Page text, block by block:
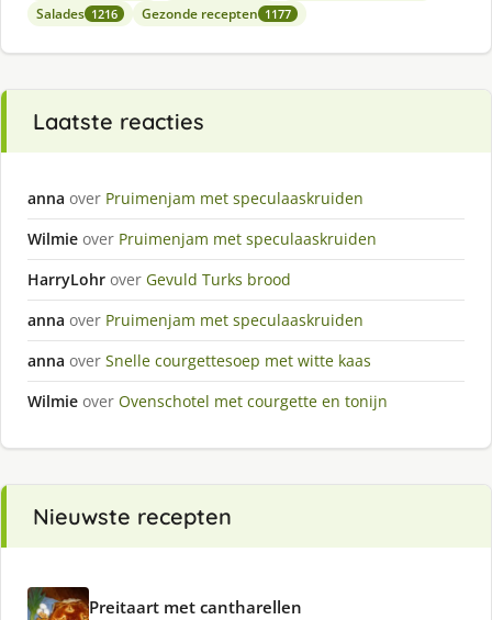
Salades 1216 Gezonde recepten 1177
Laatste reacties
anna over Pruimenjam met speculaaskruiden
Wilmie over Pruimenjam met speculaaskruiden
HarryLohr over Gevuld Turks brood
anna over Pruimenjam met speculaaskruiden
anna over Snelle courgettesoep met witte kaas
Wilmie over Ovenschotel met courgette en tonijn
Nieuwste recepten
Preitaart met cantharellen